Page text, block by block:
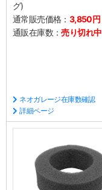
グ)
通常販売価格： 3,850円
通販在庫数：売り切れ中
ネオガレージ在庫数確認
詳細ページ